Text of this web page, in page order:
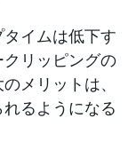
イムは低下す
リッピングの
メリットは、
るようになる